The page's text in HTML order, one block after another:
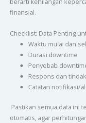
finansial.
Checklist: Data Penting
Waktu mulai dan
Durasi downtime
Penyebab
Respons dan
Catatan notifikasi/
Pastikan semua data ini
otomatis, agar